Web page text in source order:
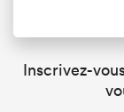
Inscrivez-